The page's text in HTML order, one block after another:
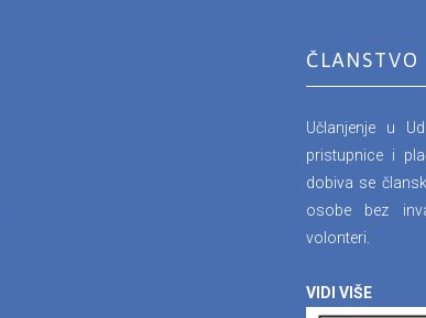
Učlanjenje u
pristupnice i
dobiva se
osobe bez
volonteri.
VIDI VIŠE